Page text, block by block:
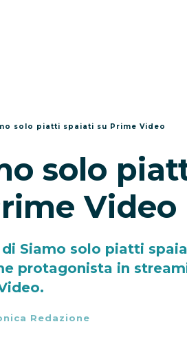
solo piatti spaiati su Prime Video
solo
Video
Siamo solo piatti
protagonista in
Redazione